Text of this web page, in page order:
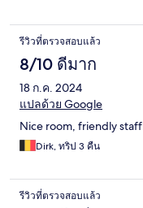
รีวิวที่ตรวจสอบแล้ว
8/10 ดีมาก
18 ก.ค. 2024
แปลด้วย Google
Nice room, friendly staff
Dirk, ทริป 3 คืน
รีวิวที่ตรวจสอบแล้ว